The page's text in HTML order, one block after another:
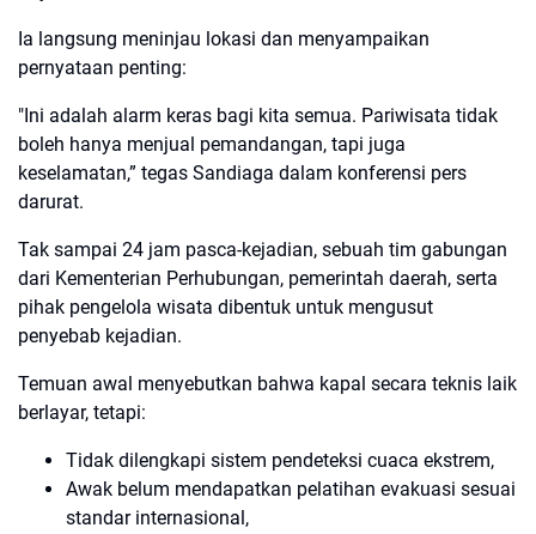
Ia langsung meninjau lokasi dan menyampaikan
pernyataan penting:
"Ini adalah alarm keras bagi kita semua. Pariwisata tidak
boleh hanya menjual pemandangan, tapi juga
keselamatan,” tegas Sandiaga dalam konferensi pers
darurat.
Tak sampai 24 jam pasca-kejadian, sebuah tim gabungan
dari Kementerian Perhubungan, pemerintah daerah, serta
pihak pengelola wisata dibentuk untuk mengusut
penyebab kejadian.
Temuan awal menyebutkan bahwa kapal secara teknis laik
berlayar, tetapi:
Tidak dilengkapi sistem pendeteksi cuaca ekstrem,
Awak belum mendapatkan pelatihan evakuasi sesuai
standar internasional,